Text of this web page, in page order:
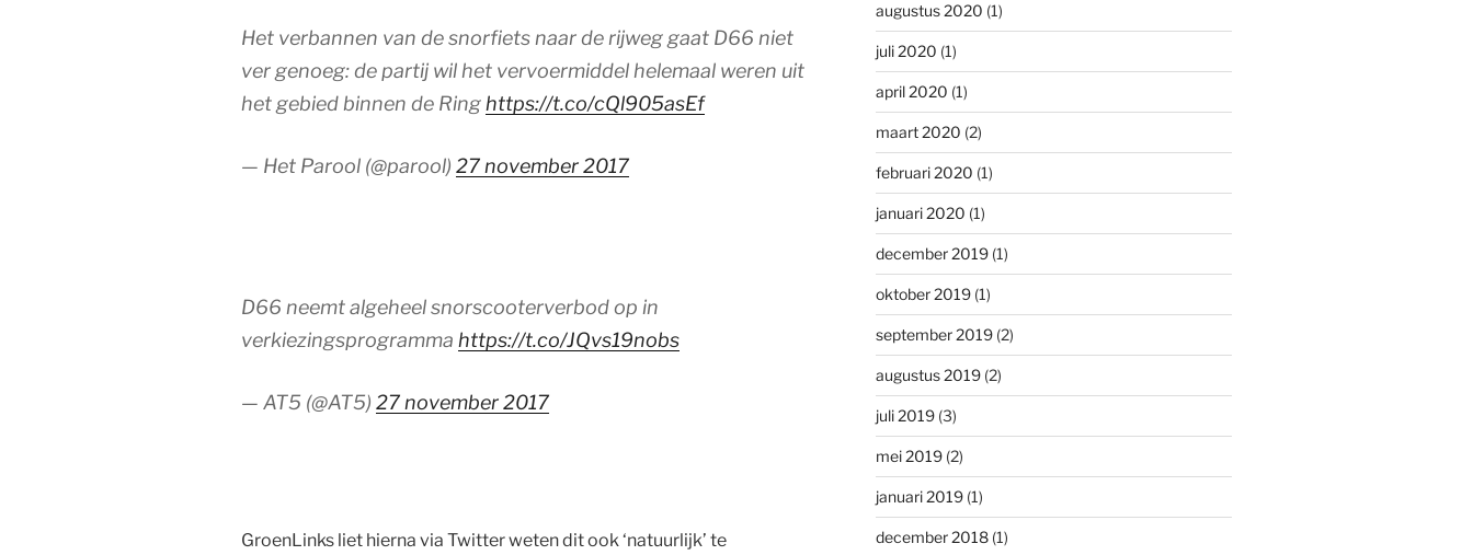
Het verbannen van de snorfiets naar de rijweg gaat D66 niet
ver genoeg: de partij wil het vervoermiddel helemaal weren uit
het gebied binnen de Ring https://t.co/cQl905asEf
— Het Parool (@parool) 27 november 2017
D66 neemt algeheel snorscooterverbod op in
verkiezingsprogramma https://t.co/JQvs19nobs
— AT5 (@AT5) 27 november 2017
GroenLinks liet hierna via Twitter weten dit ook ‘natuurlijk’ te
augustus 2020 (1)
juli 2020 (1)
april 2020 (1)
maart 2020 (2)
februari 2020 (1)
januari 2020 (1)
december 2019(1)
oktober 2019(1)
september 2019(2)
augustus 2019(2)
juli 2019(3)
mei 2019(2)
januari 2019(1)
december 2018(1)